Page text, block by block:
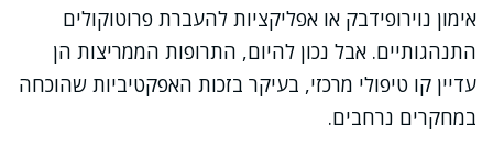
אימון נוירופידבק או אפליקציות להעברת פרוטוקולים
התנהגותיים. אבל נכון להיום, התרופות הממריצות הן
עדיין קו טיפולי מרכזי, בעיקר בזכות האפקטיביות שהוכחה
במחקרים נרחבים.